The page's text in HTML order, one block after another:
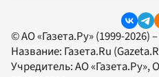
© АО «Газета.Ру» (1999-2026)
Название: Газета.Ru
Учредитель:АО «Газета.Ру»,